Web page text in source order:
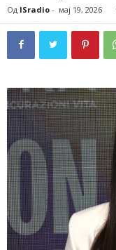
Од ISradio - мај 19, 2026